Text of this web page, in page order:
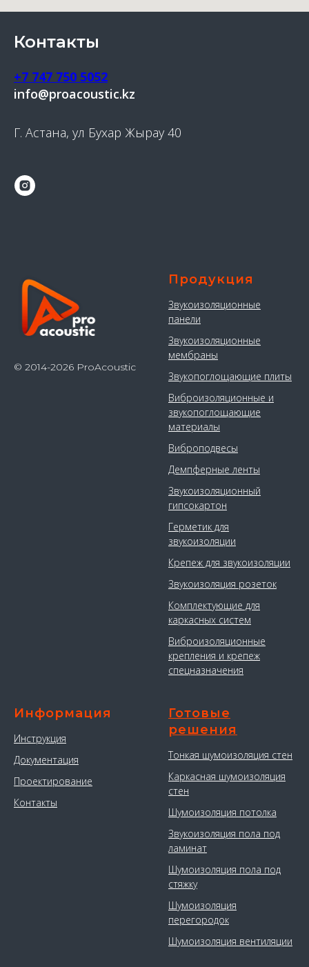
Контакты
+7 747 750 5052
info@proacoustic.kz
Г. Астана, ул Бухар Жырау 40
© 2014-2026 ProAcoustic
Продукция
Звукоизоляционные
панели
Звукоизоляционные
мембраны
Звукопоглощающие плиты
Виброизоляционные и
звукопоглощающие
материалы
Виброподвесы
Демпферные ленты
Звукоизоляционный
гипсокартон
Герметик для
звукоизоляции
Крепеж для звукоизоляции
Звукоизоляция розеток
Комплектующие для
каркасных систем
Виброизоляционные
крепления и крепеж
спецназначения
Информация
Инструкция
Документация
Проектирование
Контакты
Готовые
решения
Тонкая шумоизоляция стен
Каркасная шумоизоляция
стен
Шумоизоляция потолка
Звукоизоляция пола под
ламинат
Шумоизоляция пола под
стяжку
Шумоизоляция
перегородок
Шумоизоляция вентиляции